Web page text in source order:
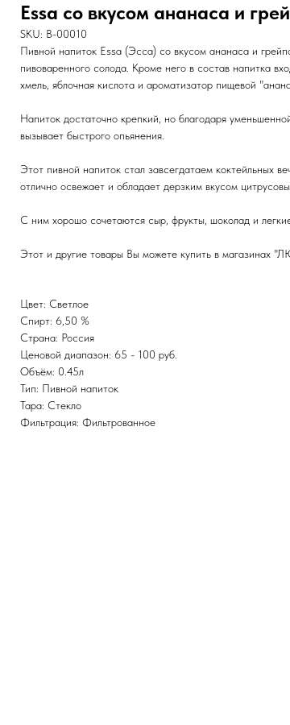
Essa со вкусом ананаса и
SKU: B-00010
Пивной напиток Essa (Эсса) со вкусом ананаса и
пивоваренного солода. Кроме него в состав напитка
хмель, яблочная кислота и ароматизатор пищевой
Напиток достаточно крепкий, но благодаря
вызывает быстрого опьянения.
Этот пивной напиток стал завсегдатаем коктейльных
отлично освежает и обладает дерзким вкусом
С ним хорошо сочетаются сыр, фрукты, шоколад и легкие
Этот и другие товары Вы можете купить в магазинах
Цвет: Светлое
Спирт: 6,50 %
Страна: Россия
Ценовой диапазон: 65 - 100 руб.
Объём: 0.45л
Тип: Пивной напиток
Тара: Стекло
Фильтрация: Фильтрованное